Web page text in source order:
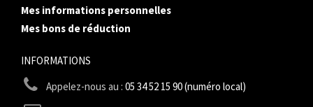
Mes informations personnelles
Mes bons de réduction
INFORMATIONS
Appelez-nous au : 05 34 52 15 90 (numéro local)